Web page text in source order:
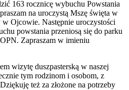
163 rocznicę wybuchu Powstania
na uroczystą Mszę święta w
Ojcowie. Następnie uroczystości
powstania przeniosą się do parku
Zapraszam w imieniu
wizytę duszpasterską w naszej
tym rodzinom i osobom, z
też za złożone na potrzeby